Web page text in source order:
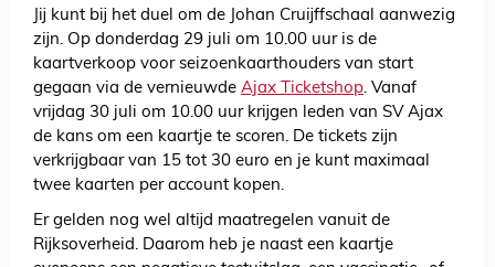
Jij kunt bij het duel om de Johan Cruijffschaal aanwezig
zijn. Op donderdag 29 juli om 10.00 uur is de
kaartverkoop voor seizoenkaarthouders van start
gegaan via de vernieuwde Ajax Ticketshop. Vanaf
vrijdag 30 juli om 10.00 uur krijgen leden van SV Ajax
de kans om een kaartje te scoren. De tickets zijn
verkrijgbaar van 15 tot 30 euro en je kunt maximaal
twee kaarten per account kopen.
Er gelden nog wel altijd maatregelen vanuit de
Rijksoverheid. Daarom heb je naast een kaartje